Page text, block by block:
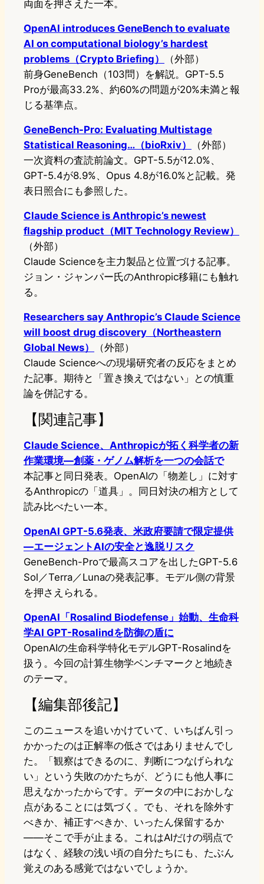
両面を押さえた一本。
OpenAI introduces GeneBench to evaluate
AI on computational biology’s hardest
problems（Crypto Briefing）
（外部）
前身GeneBench（103問）を解説。GPT-5.5
Proが最高33.2%、約60%の問題が20%未満と報
じる基準点。
GeneBench-Pro: Evaluating Multistage
Statistical Reasoning…（bioRxiv）
（外部）
一次資料の査読前論文。GPT-5.5が12.0%、
GPT-5.4が8.9%、Opus 4.8が16.0%と記載。発
表日照合にも参照した。
Claude Science is Anthropic’s newest
flagship product（MIT Technology Review）
（外部）
Claude Scienceを主力製品と位置づける記事。
ジョン・ジャンパー氏のAnthropic移籍にも触れ
る。
Researchers say Anthropic’s Claude Science
will boost drug discovery（Northeastern
Global News）
（外部）
Claude Scienceへの現場研究者の反応をまとめ
た記事。期待と「置き換えではない」との慎重
論を併記する。
【関連記事】
Claude Science、Anthropicが拓く科学者の新
作業環境—創薬・ゲノム解析を一つの会話で
本記事と同日発表。OpenAIの「物差し」に対す
るAnthropicの「道具」。同日対決の相方として
読み比べたい一本。
OpenAI GPT-5.6発表、米政府要請で限定提供
—エージェントAIの安全と逸脱リスク
GeneBench-Proで最高スコアを出したGPT-5.6
Sol／Terra／Lunaの発表記事。モデル側の背景
を押さえられる。
OpenAI「Rosalind Biodefense」始動、生命科
学AI GPT-Rosalindを防御の盾に
OpenAIの生命科学特化モデルGPT-Rosalindを
扱う。今回の計算生物学ベンチマークと地続き
のテーマ。
【編集部後記】
このニュースを追いかけていて、いちばん引っ
かかったのは正解率の低さではありませんでし
た。「観察はできるのに、判断につなげられな
い」という失敗のかたちが、どうにも他人事に
思えなかったからです。データの中におかしな
点があることには気づく。でも、それを除外す
べきか、補正すべきか、いったん保留するか
——そこで手が止まる。これはAIだけの弱点で
はなく、経験の浅い頃の自分たちにも、たぶん
覚えのある感覚ではないでしょうか。